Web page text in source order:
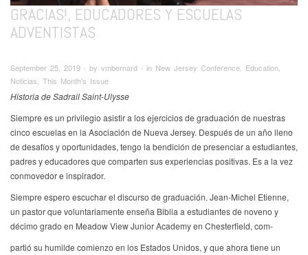
GRACIAS!, EDUCADORES Y ESCUELAS
ADVENTISTAS
September 25, 2019 ∙ by vmbernard ∙ in New Jersey Conference, Education,
Noticias, This Month's Issue
Historia de Sadrail Saint-Ulysse
Siempre es un privilegio asistir a los ejercicios de graduación de nuestras
cinco escuelas en la Asociación de Nueva Jersey. Después de un año lleno
de desafíos y oportunidades, tengo la bendición de presenciar a estudiantes,
padres y educadores que comparten sus experiencias positivas. Es a la vez
conmovedor e inspirador.
Siempre espero escuchar el discurso de graduación. Jean-Michel Etienne,
un pastor que voluntariamente enseña Biblia a estudiantes de noveno y
décimo grado en Meadow View Junior Academy en Chesterfield, com-
partió su humilde comienzo en los Estados Unidos, y que ahora tiene un